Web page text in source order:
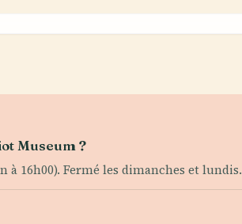
Museum ?
à 16h00). Fermé les dimanches et lundis.